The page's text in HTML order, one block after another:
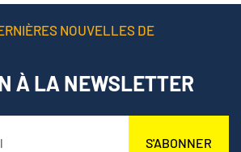
NOUVELLES DE
À LA NEWSLETTER
S'ABONNER